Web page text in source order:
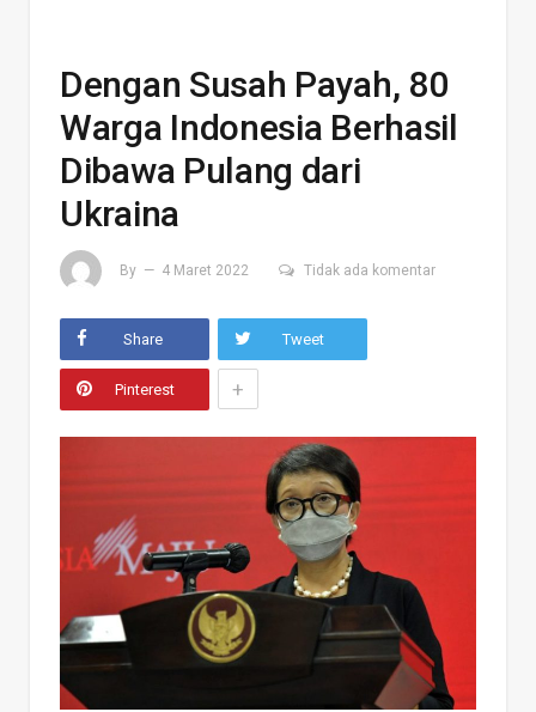
Dengan Susah Payah, 80
Warga Indonesia Berhasil
Dibawa Pulang dari
Ukraina
By 4 Maret 2022 Tidak ada komentar
Share Tweet
Pinterest +